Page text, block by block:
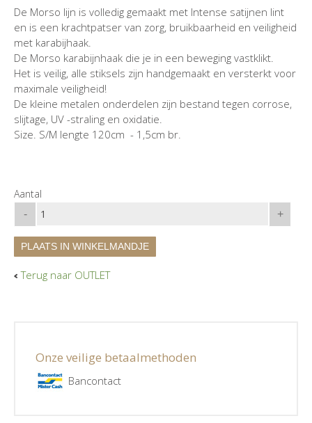
De Morso lijn is volledig gemaakt met Intense satijnen lint
en is een krachtpatser van zorg, bruikbaarheid en veiligheid
met karabijhaak.
De Morso karabijnhaak die je in een beweging vastklikt.
Het is veilig, alle stiksels zijn handgemaakt en versterkt voor
maximale veiligheid!
De kleine metalen onderdelen zijn bestand tegen corrose,
slijtage, UV -straling en oxidatie.
Size. S/M lengte 120cm - 1,5cm br.
Aantal
- +
PLAATS IN WINKELMANDJE
Terug naar OUTLET
Onze veilige betaalmethoden
Bancontact